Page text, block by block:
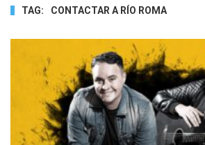
TAG: CONTACTAR A RÍO ROMA